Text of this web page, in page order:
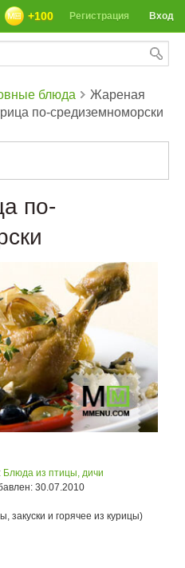
Вход
Регистрация
+100
блюда
Жареная
по-средиземноморски
по-
Блюда из птицы, дичи
30.07.2010
закуски и горячее из курицы)